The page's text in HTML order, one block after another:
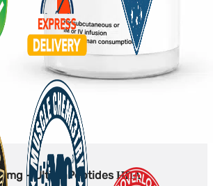
- UltimaPeptides ΗΠΑ